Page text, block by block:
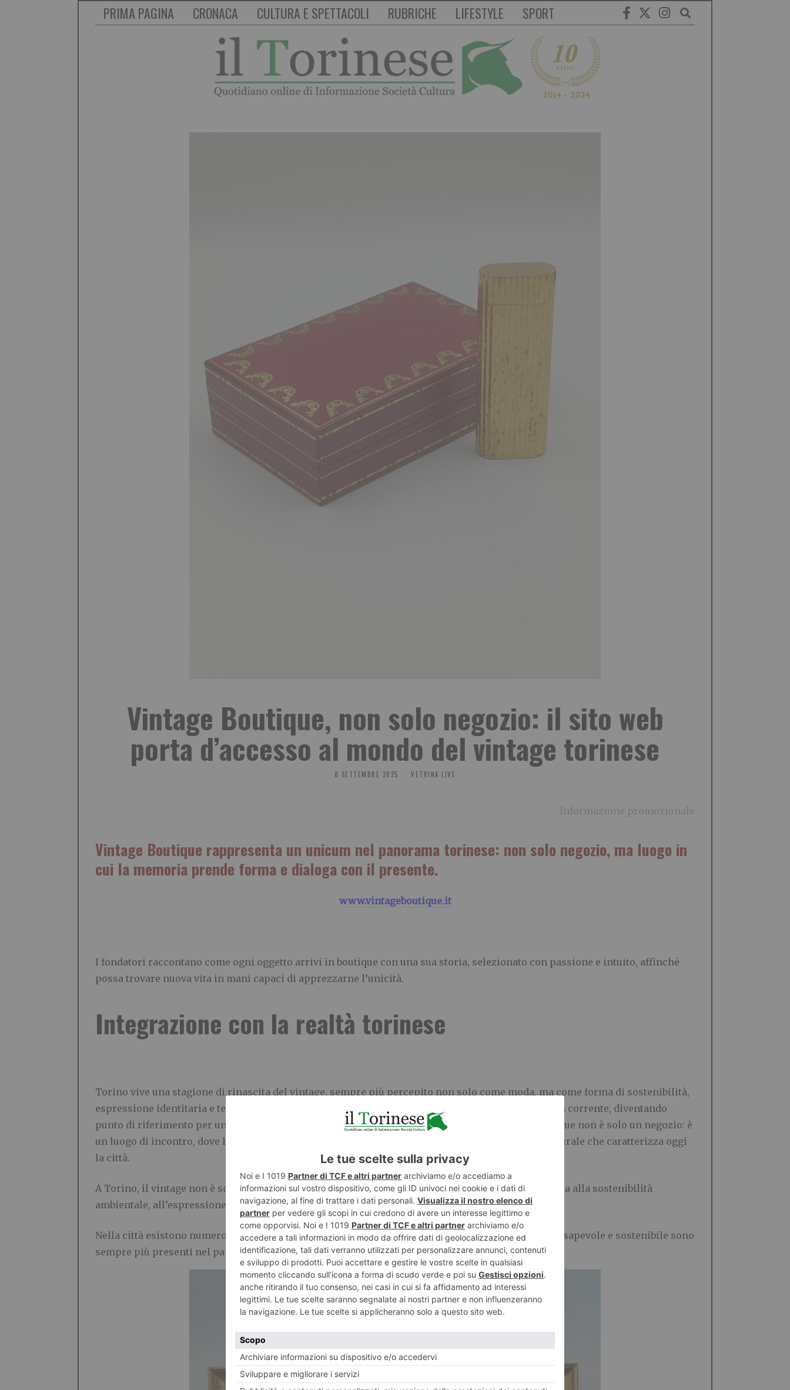
PRIMA PAGINA CRONACA CULTURA E SPETTACOLI RUBRICHE LIFESTYLE SPORT
Vintage Boutique, non solo negozio: il sito web
porta d’accesso al mondo del vintage torinese
8 SETTEMBRE 2025 VETRINA LIVE
Informazione promozionale
Vintage Boutique rappresenta un unicum nel panorama torinese: non solo negozio, ma luogo in
cui la memoria prende forma e dialoga con il presente.
www.vintageboutique.it
I fondatori raccontano come ogni oggetto arrivi in boutique con una sua storia, selezionato con passione e intuito, affinché
possa trovare nuova vita in mani capaci di apprezzarne l’unicità.
Integrazione con la realtà torinese
Torino vive una stagione di rinascita del vintage, sempre più percepito non solo come moda, ma come forma di sostenibilità,
espressione identitaria e tendenza culturale.
Vintage Boutique
si inserisce perfettamente in questa corrente, diventando
punto di riferimento per una comunità attenta al bello, al riuso e al valore della memoria. La boutique non è solo un negozio: è
un luogo di incontro, dove la moda diventa racconto e connessione, contribuendo al fermento culturale che caratterizza oggi
la città.
A Torino, il vintage non è solo un settore di nicchia: èuna tendenza in piena espansione, intrecciata alla sostenibilità
ambientale, all’espressione identitaria e all’estetica Generazione Z
Nella città esistono numerosi negozi dedicati al vintage e al second-hand, percorsi di acquisto consapevole e sostenibile sono
sempre più presenti nel panorama locale, e il vintage ne è ambasciatore